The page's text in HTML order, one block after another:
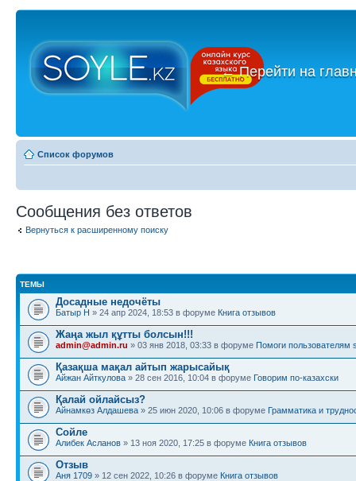
←Перейти на
Список форумов
Сообщения без ответов
Вернуться к расширенному поиску
ТЕМЫ
Досадные недочёты
Батыр Н » 24 апр 2024, 18:53 в форуме Книга отзывов
Жаңа жыл құтты болсын!!!
admin@admin.ru » 03 янв 2018, 03:33 в форуме Помоги пользователям
Қазақша мақал айтып жарысайық
Айжан Айткулова » 28 сен 2016, 10:04 в форуме Говорим по-казахски
Қалай ойлайсыз?
Айнамкөз Алдашева » 25 июн 2020, 10:06 в форуме Грамматика и
Сойле
Алибек Асланов » 13 ноя 2020, 17:25 в форуме Книга отзывов
Отзыв
Аня 1709 » 12 сен 2022, 10:26 в форуме Книга отзывов